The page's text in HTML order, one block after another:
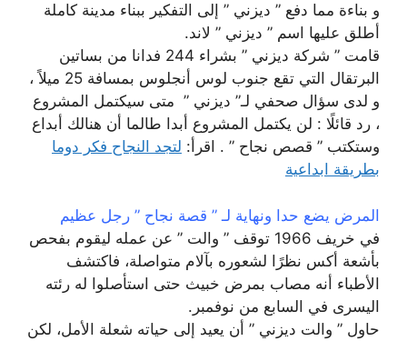
و بناءة مما دفع ” ديزني ” إلى التفكير ببناء مدينة كاملة
أطلق عليها اسم ” ديزني ” لاند.
قامت ” شركة ديزني ” بشراء 244 فدانا من بساتين
البرتقال التي تقع جنوب لوس أنجلوس بمسافة 25 ميلاً ،
و لدى سؤال صحفي لـ” ديزني ” متى سيكتمل المشروع
، رد قائلًا : لن يكتمل المشروع أبدا طالما أن هنالك أبداع
وستكتب ” قصص نجاح ” . اقرأ: لتجد النجاح فكر دوما
بطريقة ابداعية
المرض يضع حدا ونهاية لـ ” قصة نجاح ” رجل عظيم
في خريف 1966 توقف ” والت ” عن عمله ليقوم بفحص
بأشعة أكس نظرًا لشعوره بآلام متواصلة، فاكتشف
الأطباء أنه مصاب بمرض خبيث حتى استأصلوا له رئته
اليسرى في السابع من نوفمبر.
حاول ” والت ديزني ” أن يعيد إلى حياته شعلة الأمل، لكن